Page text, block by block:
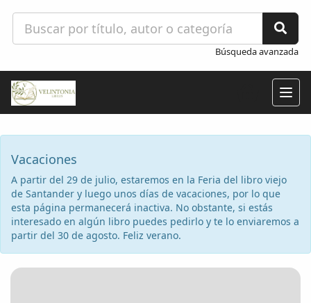
Búsqueda avanzada
Vacaciones
A partir del 29 de julio, estaremos en la Feria del libro viejo
de Santander y luego unos días de vacaciones, por lo que
esta página permanecerá inactiva. No obstante, si estás
interesado en algún libro puedes pedirlo y te lo enviaremos a
partir del 30 de agosto. Feliz verano.